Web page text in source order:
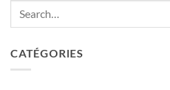
CATÉGORIES